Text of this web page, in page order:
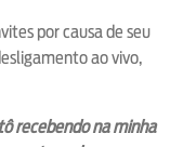
por causa de seu
ao vivo,
recebendo na minha